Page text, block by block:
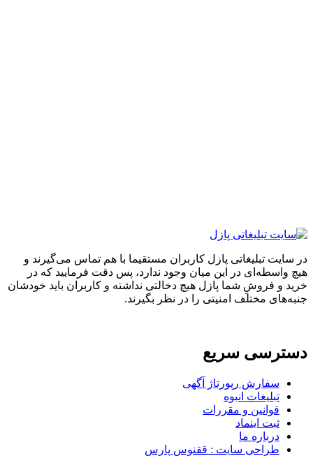
تبلیغاتی پازل کاربران مستقیما با هم تماس می‌گیرند و
در این میان وجود ندارد، پس دقت فرمایید که در
و فروشِ شما پازل هیچ دخالتی نداشته و کاربران باید خودشان
مختلف امنیتی را در نظر بگیرند.
سریع
سفارش رپورتاژ آگهی
تبلیغات انبوه
قوانین و مقررات
ثبت اینماد
درباره ما
طراحی سایت : ققنوس پارس